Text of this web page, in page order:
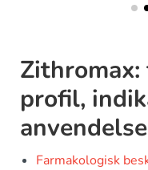
profil,
anvendelse
Farmakologisk